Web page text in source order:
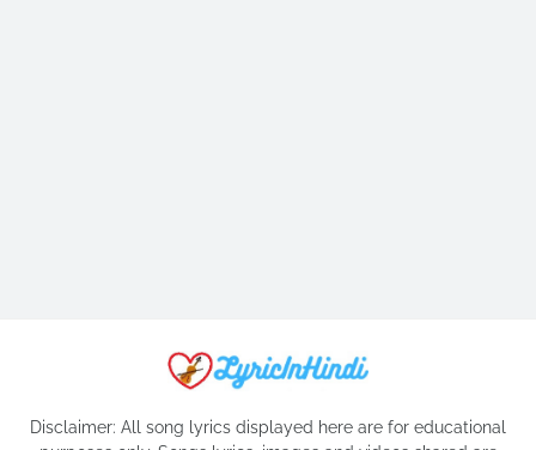
Disclaimer: All song lyrics displayed here are for educational